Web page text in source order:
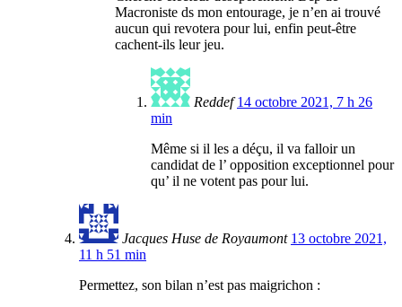
Macroniste ds mon entourage, je n’en ai trouvé
aucun qui revotera pour lui, enfin peut-être
cachent-ils leur jeu.
Reddef 14 octobre 2021, 7 h 26
min
Même si il les a déçu, il va falloir un
candidat de l’ opposition exceptionnel pour
qu’ il ne votent pas pour lui.
Jacques Huse de Royaumont 13 octobre 2021,
11 h 51 min
Permettez, son bilan n’est pas maigrichon :